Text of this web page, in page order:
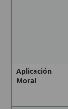
Contexto
Histórico